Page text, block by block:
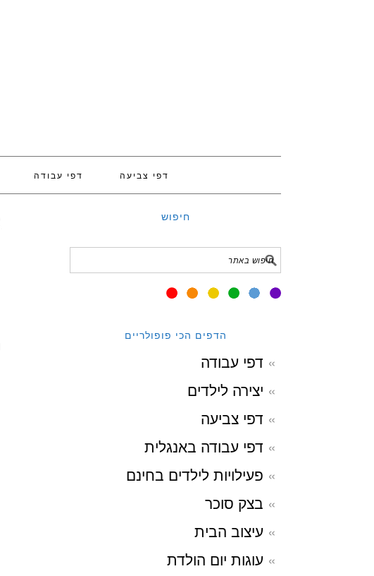
דפי צביעה דפי עבודה
חיפוש
הדפים הכי פופולריים
דפי עבודה
יצירה לילדים
דפי צביעה
דפי עבודה באנגלית
פעילויות לילדים בחינם
בצק סוכר
עיצוב הבית
עוגות יום הולדת